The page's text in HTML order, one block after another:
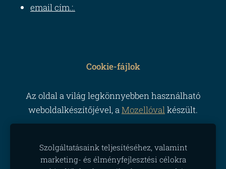
email cím.:.
Cookie-fájlok
Az oldal a világ legkönnyebben használható
weboldalkészítőjével, aMozellóvalkészült.
Szolgáltatásaink teljesítéséhez, valamint
marketing- és élményfejlesztési célokra